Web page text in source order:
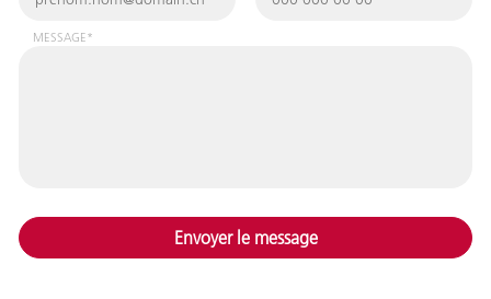
MESSAGE*
Envoyer le message